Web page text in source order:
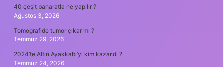
40 çeşit baharatla ne yapılır ?
Ağustos 3, 2026
Tomografide tumor çıkar mı ?
Temmuz 29, 2026
2024’te Altın Ayakkabı’yı kim kazandı ?
Temmuz 24, 2026